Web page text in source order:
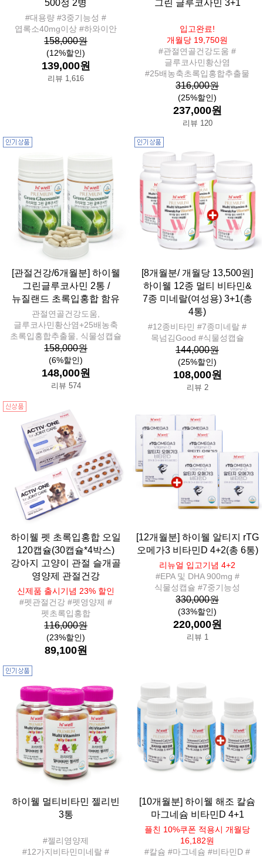
500정 2병
#대용량 #3중기능성 #
엽록소40mg이상 #하와이안
158,000원
(12%할인)
139,000원
리뷰 1,616
그린 글루코사민 3+1
입고완료!
개월당 19,750원
#관절연골건강도움 #
글루코사민황산염
#25배농축초록입홍합추출물
316,000원
(25%할인)
237,000원
리뷰 120
[관절건강/6개월분] 하이웰
그린글루코사민 2통 /
뉴질랜드 초록입홍합 함유
관절연골건강도움,
글루코사민황산염+25배농축
초록입홍합추출물, 식물성캡슐
158,000원
(6%할인)
148,000원
리뷰 574
[8개월분/ 개월당 13,500원]
하이웰 12종 멀티 비타민&
7종 미네랄(여성용) 3+1(총
4통)
#12종비타민 #7종미네랄 #
목넘김Good #식물성캡슐
144,000원
(25%할인)
108,000원
리뷰 2
하이웰 펫 초록입홍합 오일
120캡슐(30캡슐*4박스)
강아지 고양이 관절 슬개골
영양제 관절건강
신제품 출시기념 23% 할인
#펫관절건강 #펫영양제 #
펫초록입홍합
116,000원
(23%할인)
89,100원
[12개월분] 하이웰 알티지 rTG
오메가3 비타민D 4+2(총 6통)
리뉴얼 입고기념 4+2
#EPA 및 DHA 900mg #
식물성캡슐 #7중기능성
330,000원
(33%할인)
220,000원
리뷰 1
하이웰 멀티비타민 젤리빈
3통
#젤리영양제
#12가지비타민미네랄 #
[10개월분] 하이웰 해조 칼슘
마그네슘 비타민D 4+1
플친 10%쿠폰 적용시 개월당
16,182원
#칼슘 #마그네슘 #비타민D #